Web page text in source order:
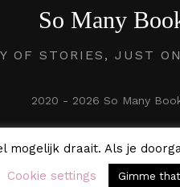
So Many
OF STORIES, JUST
2020 - 2026 So Many
draait. Als je
Cookie settings
Gimme